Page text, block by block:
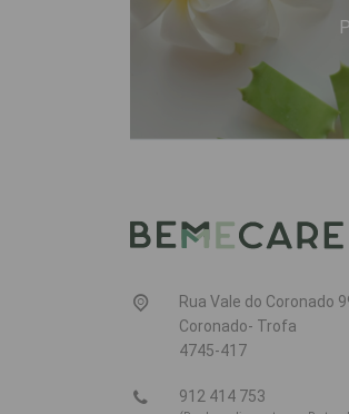
Rua Vale do Coronado
Coronado- Trofa
4745-417
912 414 753